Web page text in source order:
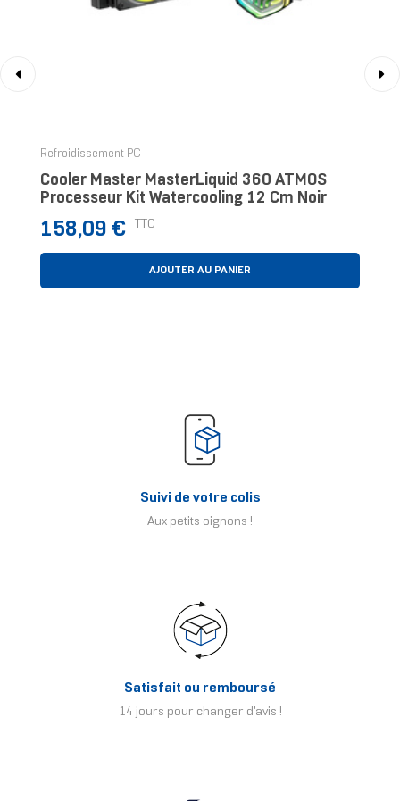
Refroidissement PC
Cooler Master MasterLiquid 360 ATMOS
Processeur Kit Watercooling 12 Cm Noir
Prix
158,09 € TTC
AJOUTER AU PANIER
Suivi de votre colis
Aux petits oignons !
Satisfait ou remboursé
14 jours pour changer d'avis !